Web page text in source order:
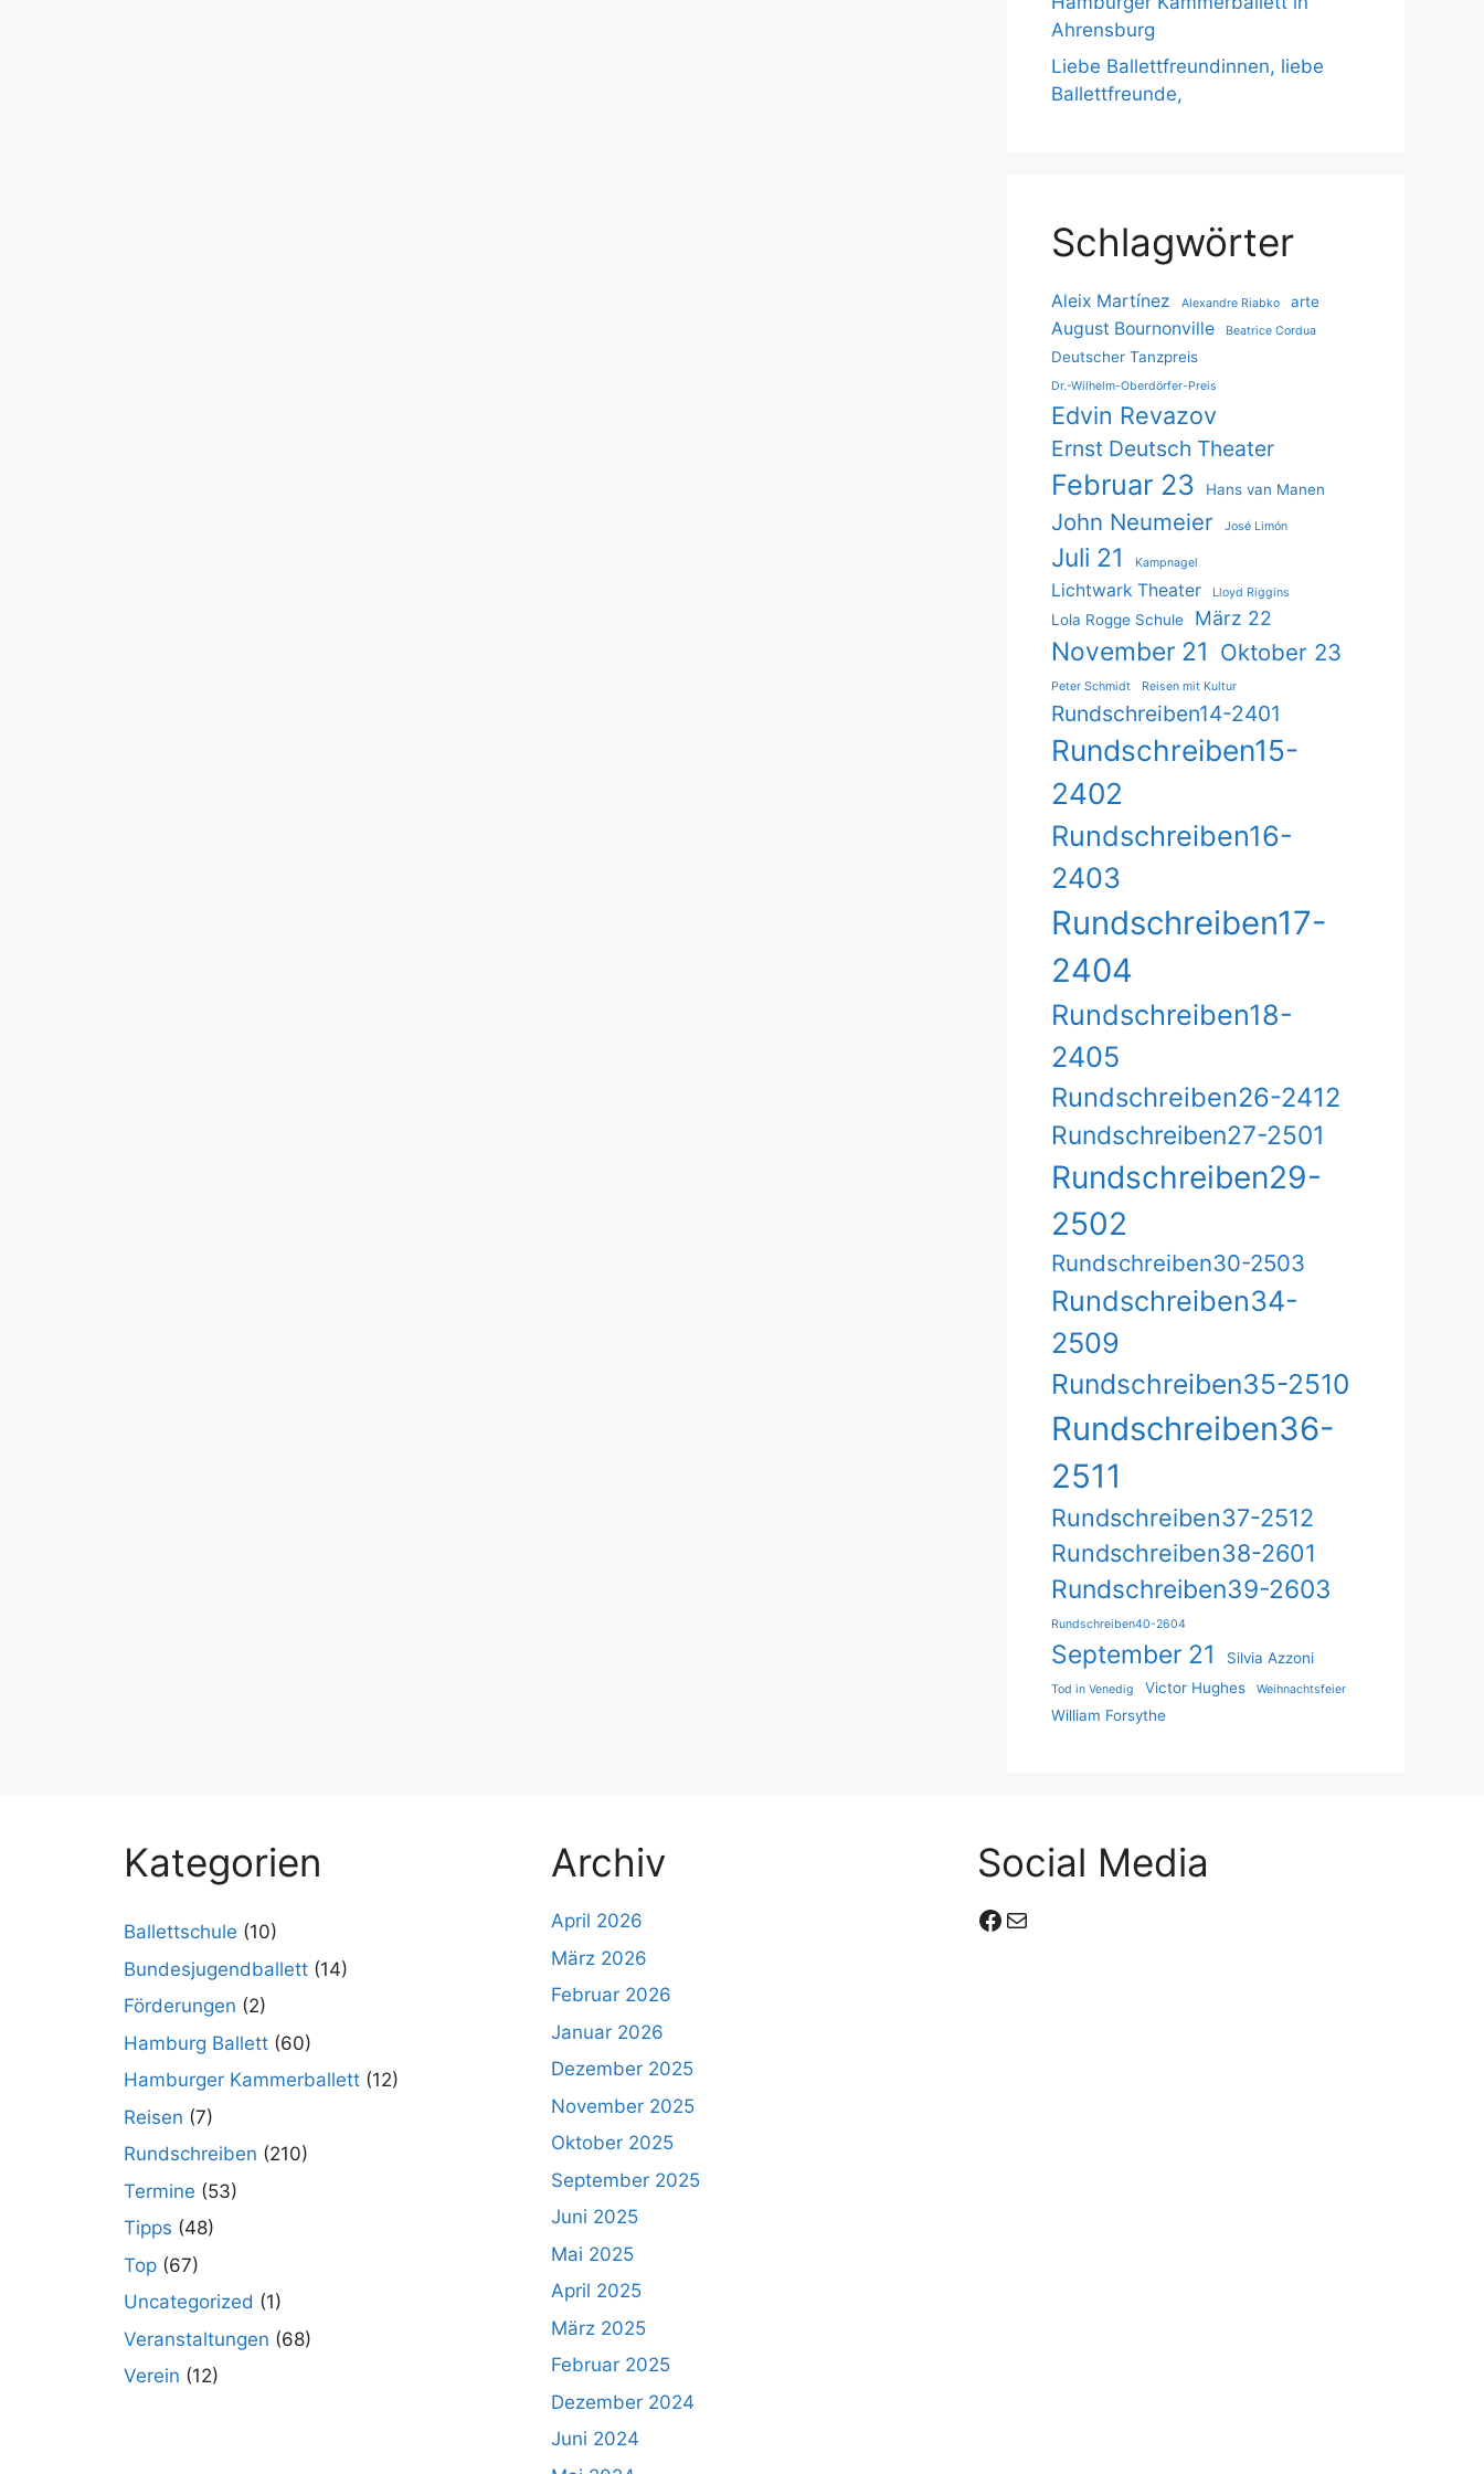
Ahrensburg
Liebe Ballettfreundinnen, liebe
Ballettfreunde,
Schlagwörter
Aleix Martínez Alexandre Riabko arte
August Bournonville Beatrice Cordua
Deutscher Tanzpreis
Dr.-Wilhelm-Oberdörfer-Preis
Edvin Revazov
Ernst Deutsch Theater
Februar 23 Hans van Manen
John Neumeier José Limón
Juli 21 Kampnagel
Lichtwark Theater Lloyd Riggins
Lola Rogge Schule März 22
November 21 Oktober 23
Peter Schmidt Reisen mit Kultur
Rundschreiben14-2401
Rundschreiben15-
2402
Rundschreiben16-
2403
Rundschreiben17-
2404
Rundschreiben18-
2405
Rundschreiben26-2412
Rundschreiben27-2501
Rundschreiben29-
2502
Rundschreiben30-2503
Rundschreiben34-
2509
Rundschreiben35-2510
Rundschreiben36-
2511
Rundschreiben37-2512
Rundschreiben38-2601
Rundschreiben39-2603
Rundschreiben40-2604
September 21 Silvia Azzoni
Tod in Venedig Victor Hughes Weihnachtsfeier
William Forsythe
Kategorien
Ballettschule (10)
Bundesjugendballett (14)
Förderungen (2)
Hamburg Ballett (60)
Hamburger Kammerballett (12)
Reisen (7)
Rundschreiben (210)
Termine (53)
Tipps (48)
Top (67)
Uncategorized (1)
Veranstaltungen (68)
Verein (12)
Archiv
April 2026
März 2026
Februar 2026
Januar 2026
Dezember 2025
November 2025
Oktober 2025
September 2025
Juni 2025
Mai 2025
April 2025
März 2025
Februar 2025
Dezember 2024
Juni 2024
Social Media
Facebook
E-Mail